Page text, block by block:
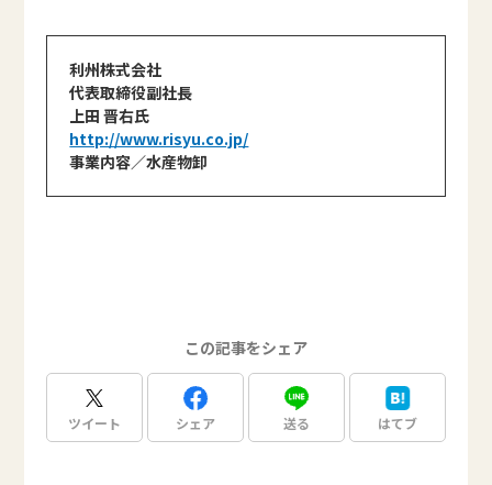
利州株式会社
代表取締役副社長
上田 晋右氏
http://www.risyu.co.jp/
事業内容／水産物卸
この記事をシェア
ツイート シェア 送る はてブ